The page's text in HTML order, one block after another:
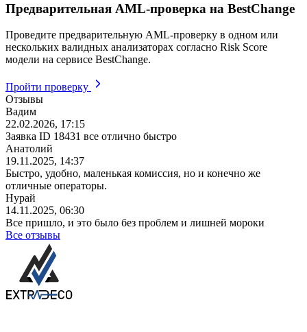
Предварительная AML-проверка на BestChange
Проведите предварительную AML-проверку в одном или
нескольких валидных анализаторах согласно Risk Score
модели на сервисе BestChange.
Пройти проверку
Отзывы
Вадим
22.02.2026, 17:15
Заявка ID 18431 все отлично быстро
Анатолий
19.11.2025, 14:37
Быстро, удобно, маленькая комиссия, но и конечно же
отличные операторы.
Нурай
14.11.2025, 06:30
Все пришло, и это было без проблем и лишней мороки
Все отзывы